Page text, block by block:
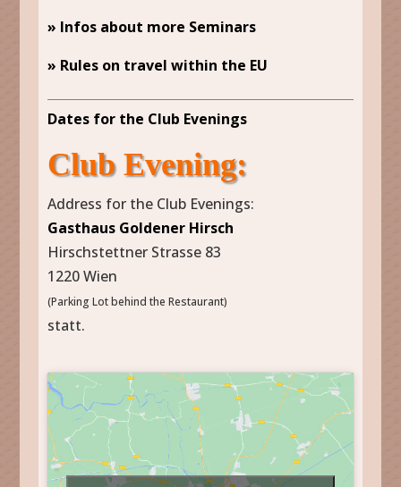
» Infos about more Seminars
» Rules on travel within the EU
Dates for the Club Evenings
Club Evening:
Address for the Club Evenings:
Gasthaus Goldener Hirsch
Hirschstettner Strasse 83
1220 Wien
(Parking Lot behind the Restaurant)
statt.